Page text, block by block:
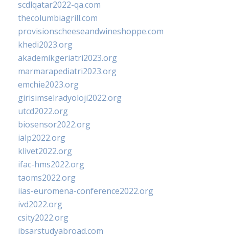
scdlqatar2022-qa.com
thecolumbiagrill.com
provisionscheeseandwineshoppe.com
khedi2023.org
akademikgeriatri2023.org
marmarapediatri2023.org
emchie2023.org
girisimselradyoloji2022.org
utcd2022.org
biosensor2022.org
ialp2022.org
klivet2022.org
ifac-hms2022.org
taoms2022.org
iias-euromena-conference2022.org
ivd2022.org
csity2022.org
ibsarstudyabroad.com